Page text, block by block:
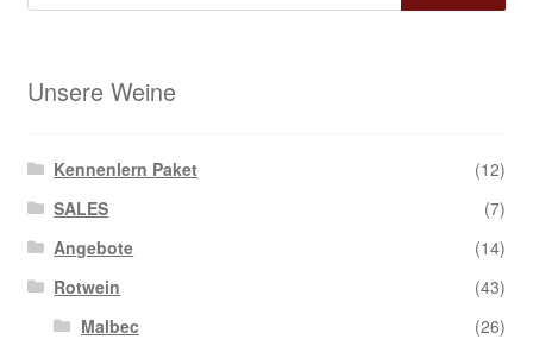
Unsere Weine
Kennenlern Paket
(12)
SALES
(7)
Angebote
(14)
Rotwein
(43)
Malbec
(26)